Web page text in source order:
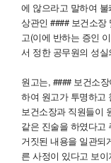
에 않으라고 말하여
상관인 #### 보건소
고(이에 반하는 증인
서 정한 공무원의 성
원고는, #### 보건소
하여 원고가 투명하고
보건소장과 직원들이
같은 진술을 하였다고
거짓된 내용을 일관되
른 사정이 있다고 보